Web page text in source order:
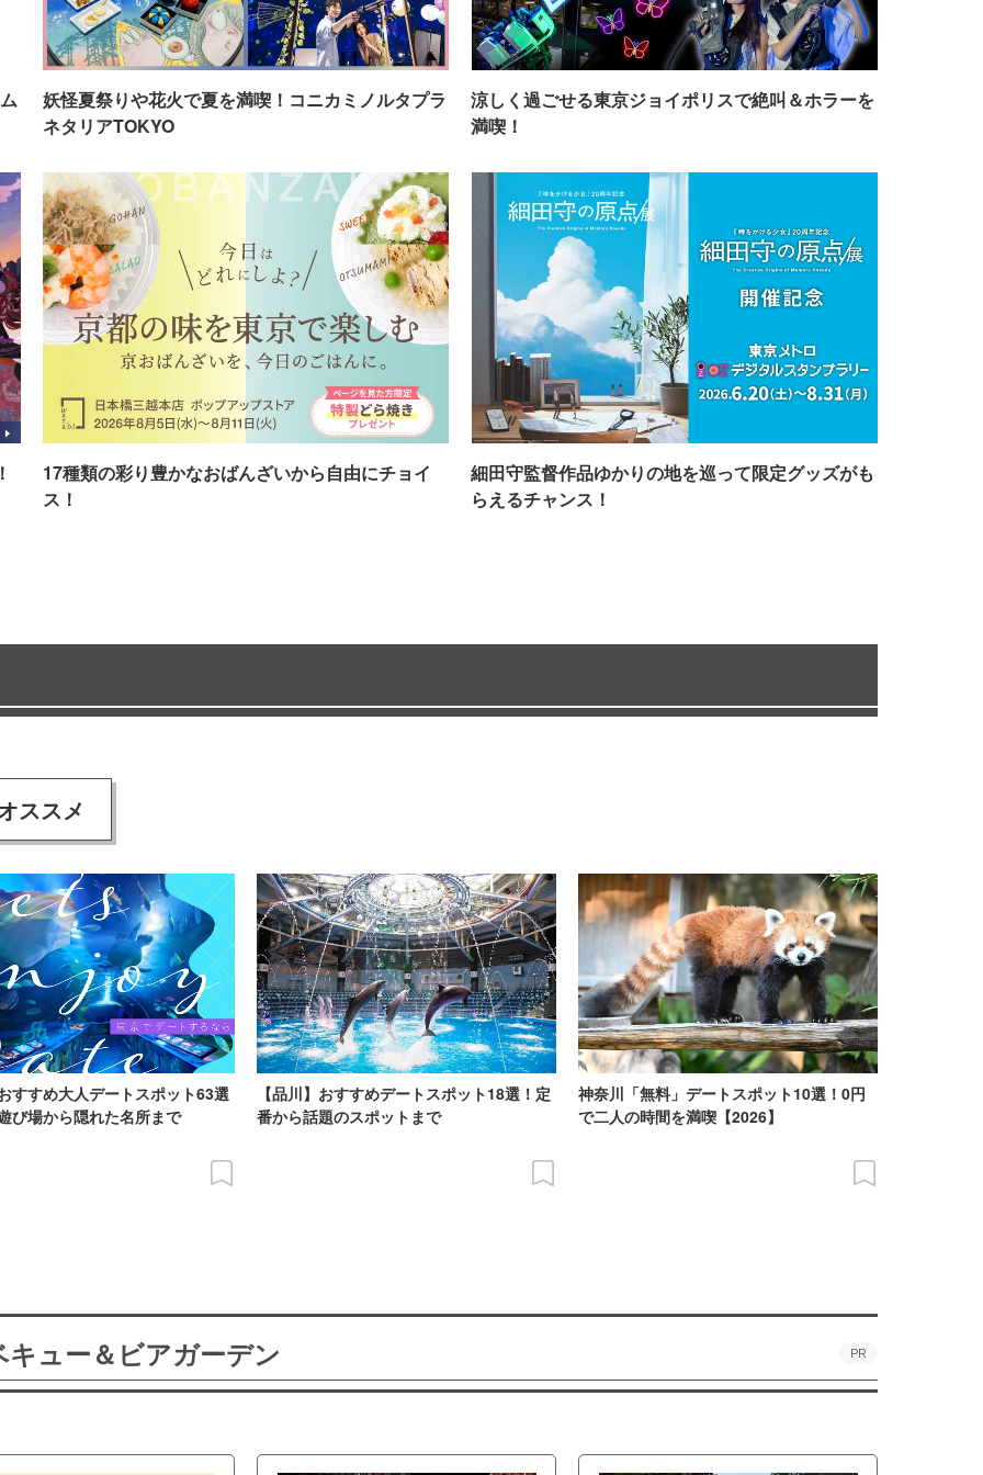
妖怪夏祭りや花火で夏を満喫！コニカミノルタプラ
ネタリアTOKYO
涼しく過ごせる東京ジョイポリスで絶叫＆ホラーを
満喫！
17種類の彩り豊かなおばんざいから自由にチョイ
ス！
細田守監督作品ゆかりの地を巡って限定グッズがも
らえるチャンス！
ススメ
すすめ大人デートスポット63選
び場から隠れた名所まで
【品川】おすすめデートスポット18選！定
番から話題のスポットまで
神奈川「無料」デートスポット10選！0円
で二人の時間を満喫【2026】
ュー＆ビアガーデン PR